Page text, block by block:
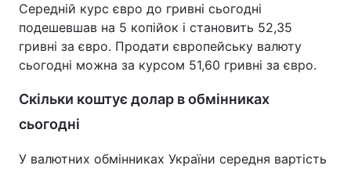
Спорт Наука
Техно і зв'язок Лайт
Середній курс євро до гривні сьогодні
подешевшав на 5 копійок і становить 52,35
гривні за євро. Продати європейську валюту
сьогодні можна за курсом 51,60 гривні за євро.
Скільки коштує долар в обмінниках
сьогодні
У валютних обмінниках України середня вартість